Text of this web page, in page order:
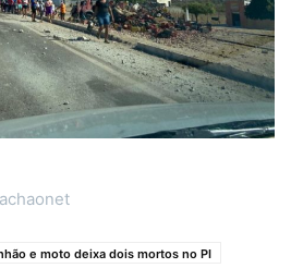
e moto deixa dois mortos no PI